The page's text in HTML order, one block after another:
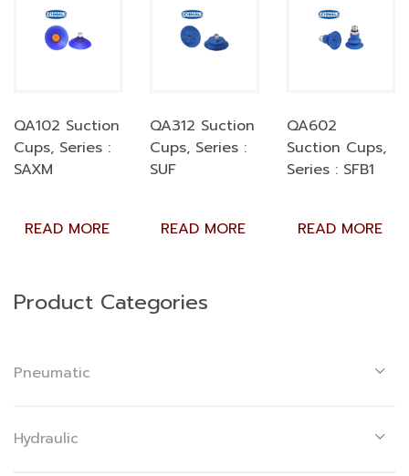
QA102 Suction
Cups, Series :
SAXM
READ MORE
QA312 Suction
Cups, Series :
SUF
READ MORE
QA602
Suction Cups,
Series : SFB1
READ MORE
Product Categories
Pneumatic
Hydraulic